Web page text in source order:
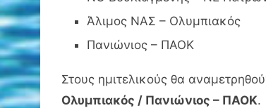
Άλιμος ΝΑΣ – Ολυμπιακός
Πανιώνιος – ΠΑΟΚ
Στους ημιτελικούς θα
Ολυμπιακός / Πανιώνιος – ΠΑΟΚ.